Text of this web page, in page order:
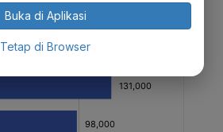
Buka di Aplikasi
Tetap di Browser